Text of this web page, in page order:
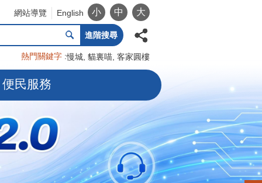
網站導覽 English 小 中 大
進階搜尋
熱門關鍵字 慢城 貓裏喵 客家圓樓
便民服務